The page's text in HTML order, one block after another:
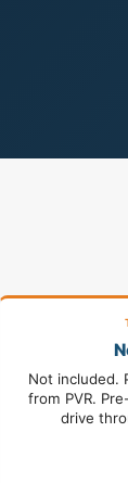
Not included.
from PVR.
drive